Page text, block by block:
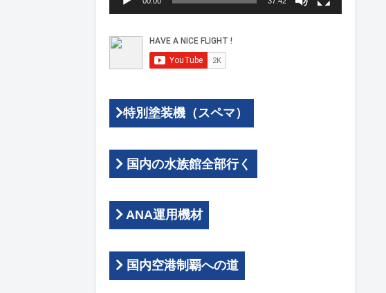
特別塗装機（スペマ）
国内の水族館全部行く
ANA運用機材
国内空港制覇への道